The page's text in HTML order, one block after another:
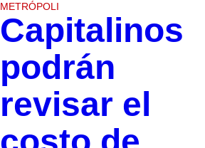
METRÓPOLI
Capitalinos
podrán
revisar el